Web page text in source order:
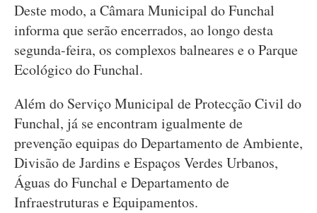
Deste modo, a Câmara Municipal do Funchal
informa que serão encerrados, ao longo desta
segunda-feira, os complexos balneares e o Parque
Ecológico do Funchal.
Além do Serviço Municipal de Protecção Civil do
Funchal, já se encontram igualmente de
prevenção equipas do Departamento de Ambiente,
Divisão de Jardins e Espaços Verdes Urbanos,
Águas do Funchal e Departamento de
Infraestruturas e Equipamentos.